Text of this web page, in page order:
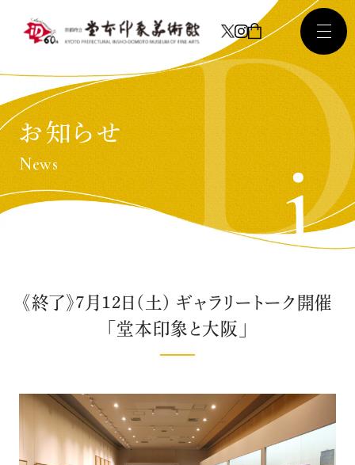
お知らせ
News
《終了》7月12日(土) ギャラリートーク開催
「堂本印象と大阪」